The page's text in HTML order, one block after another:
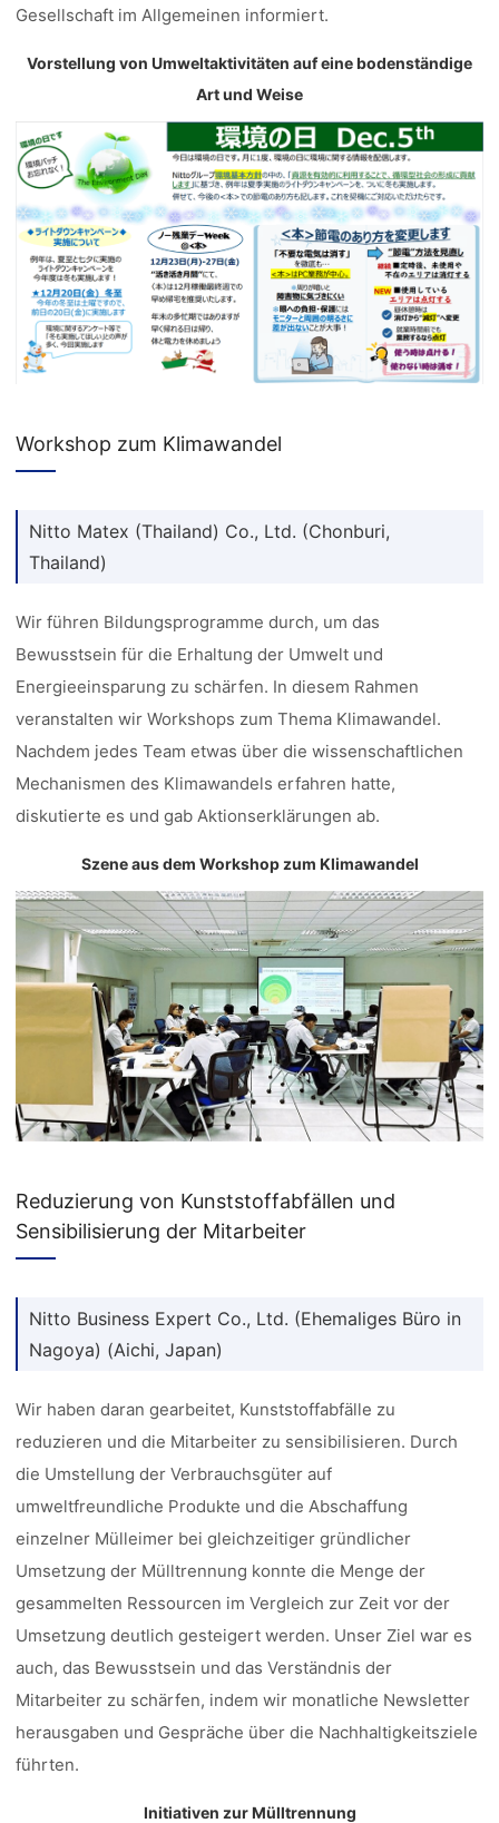
Gesellschaft im Allgemeinen informiert.
Vorstellung von Umweltaktivitäten auf eine bodenständige
Art und Weise
Workshop zum Klimawandel
Nitto Matex (Thailand) Co., Ltd. (Chonburi,
Thailand)
Wir führen Bildungsprogramme durch, um das
Bewusstsein für die Erhaltung der Umwelt und
Energieeinsparung zu schärfen. In diesem Rahmen
veranstalten wir Workshops zum Thema Klimawandel.
Nachdem jedes Team etwas über die wissenschaftlichen
Mechanismen des Klimawandels erfahren hatte,
diskutierte es und gab Aktionserklärungen ab.
Szene aus dem Workshop zum Klimawandel
Reduzierung von Kunststoffabfällen und
Sensibilisierung der Mitarbeiter
Nitto Business Expert Co., Ltd. (Ehemaliges Büro in
Nagoya) (Aichi, Japan)
Wir haben daran gearbeitet, Kunststoffabfälle zu
reduzieren und die Mitarbeiter zu sensibilisieren. Durch
die Umstellung der Verbrauchsgüter auf
umweltfreundliche Produkte und die Abschaffung
einzelner Mülleimer bei gleichzeitiger gründlicher
Umsetzung der Mülltrennung konnte die Menge der
gesammelten Ressourcen im Vergleich zur Zeit vor der
Umsetzung deutlich gesteigert werden. Unser Ziel war es
auch, das Bewusstsein und das Verständnis der
Mitarbeiter zu schärfen, indem wir monatliche Newsletter
herausgaben und Gespräche über die Nachhaltigkeitsziele
führten.
Initiativen zur Mülltrennung